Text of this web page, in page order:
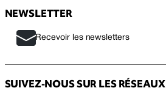
NEWSLETTER
Recevoir les newsletters
SUIVEZ-NOUS SUR LES RÉSEAUX